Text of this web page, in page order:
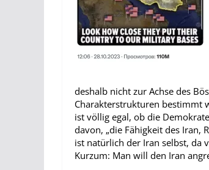
deshalb nicht zur Achse des
Charakterstrukturen bestimmt
ist völlig egal, ob die
davon, „die Fähigkeit des Iran,
ist natürlich der Iran selbst, da
Kurzum: Man will den Iran